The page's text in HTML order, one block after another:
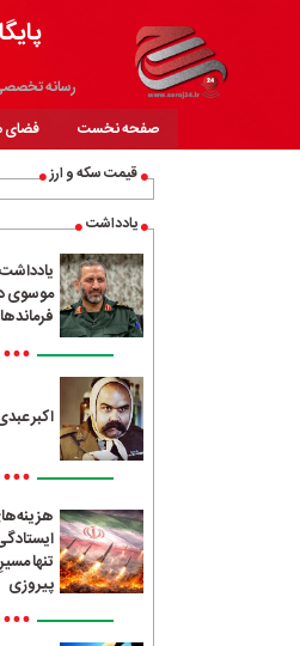
رسانه
صفحه نخست فضای
قیمت سکه و ارز
یادداشت
موسوی
•••
اکبر
•••
تنها
پیروزی
•••